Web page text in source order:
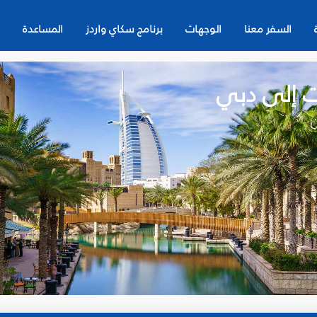
السفر معنا الوجهات برنامج سكاي واردز المساعدة
إلى دبي